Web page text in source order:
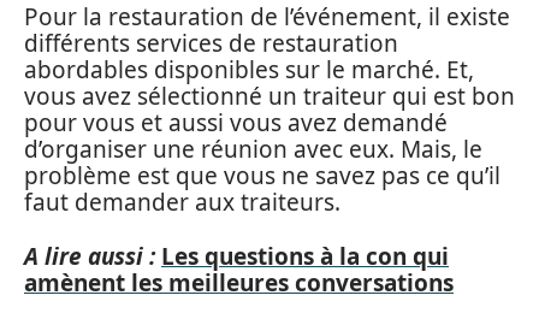
Pour la restauration de l’événement, il existe
différents services de restauration
abordables disponibles sur le marché. Et,
vous avez sélectionné un traiteur qui est bon
pour vous et aussi vous avez demandé
d’organiser une réunion avec eux. Mais, le
problème est que vous ne savez pas ce qu’il
faut demander aux traiteurs.
A lire aussi : Les questions à la con qui
amènent les meilleures conversations